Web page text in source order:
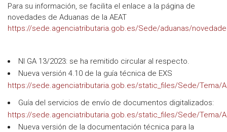
Para su información, se facilita el enlace a la página de
novedades de Aduanas de la AEAT
https://sede.agenciatributaria.gob.es/Sede/aduanas/
NI GA 13/2023: se ha remitido circular al respecto.
Nueva versión 4.10 de la guía técnica de EXS
https://sede.agenciatributaria.gob.es/static_files/Sede/Tema/
Guía del servicios de envío de documentos digitalizados:
https://sede.agenciatributaria.gob.es/static_files/Sede/Tema/
Nueva versión de la documentación técnica para la